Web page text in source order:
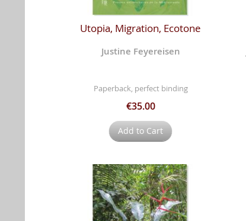
Utopia, Migration, Ecotone
Justine Feyereisen
Paperback, perfect binding
€35.00
Add to Cart